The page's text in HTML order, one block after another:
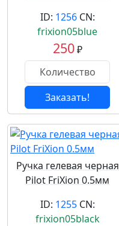
ID: 1256CN:
frixion05blue
250₽
Заказать!
Ручка гелевая черная
Pilot FriXion 0.5мм
ID: 1255CN:
frixion05black